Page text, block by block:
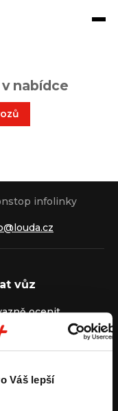
Váš lepší
nabídce
infolinky
vůz
ocenit
výkupu vozu